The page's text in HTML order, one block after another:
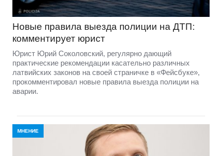
Новые правила выезда полиции на ДТП:
комментирует юрист
Юрист Юрий Соколовский, регулярно дающий
практические рекомендации касательно различных
латвийских законов на своей страничке в «Фейсбуке»,
прокомментировал новые правила выезда полиции на
аварии.
МНЕНИЕ